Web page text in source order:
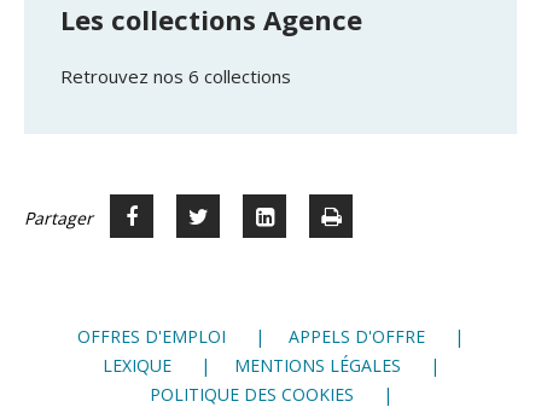
Les collections Agence
Retrouvez nos 6 collections
Partager Partager
Partager
Voir
Imprimer
OFFRES D'EMPLOI
APPELS D'OFFRE
LEXIQUE
MENTIONS LÉGALES
POLITIQUE DES COOKIES